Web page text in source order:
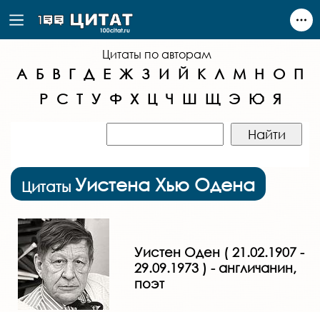
Цитаты по авторам
А Б В Г Д Е Ж З И Й К Л М Н О П
Р С Т У Ф Х Ц Ч Ш Щ Э Ю Я
Цитаты Уистена Хью Одена
Уистен Оден ( 21.02.1907 -
29.09.1973 ) - англичанин,
поэт